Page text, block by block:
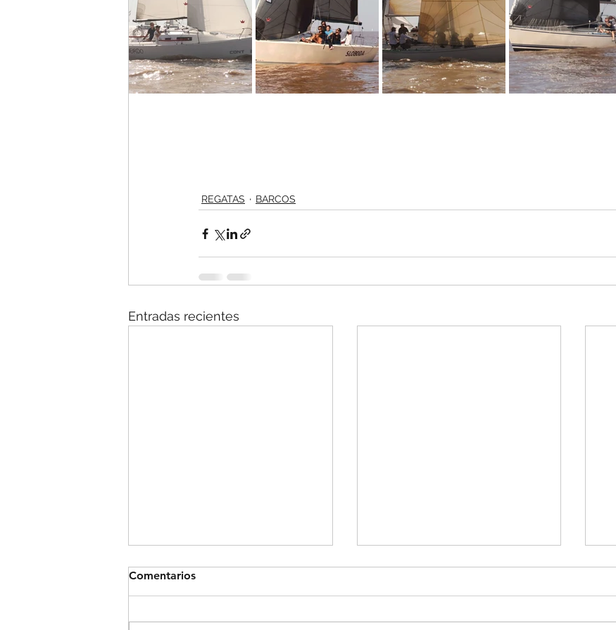
REGATAS BARCOS
Entradas recientes
Comentarios